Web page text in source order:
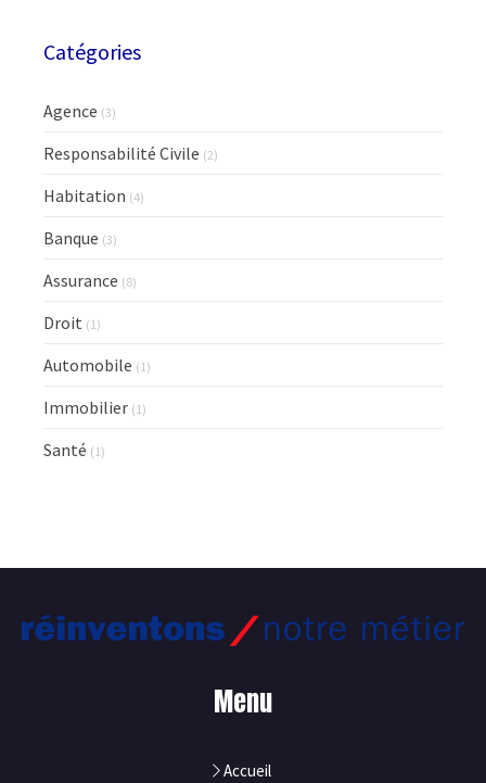
Catégories
Agence (3)
Responsabilité Civile (2)
Habitation (4)
Banque (3)
Assurance (8)
Droit (1)
Automobile (1)
Immobilier (1)
Santé (1)
Menu
Accueil